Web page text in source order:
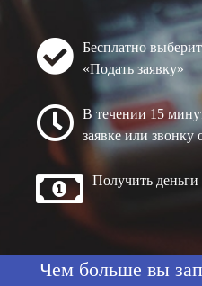
Бесплатно
«Подать заявку»
В течении 15
заявке или звонку
Получить деньги
Чем больше вы